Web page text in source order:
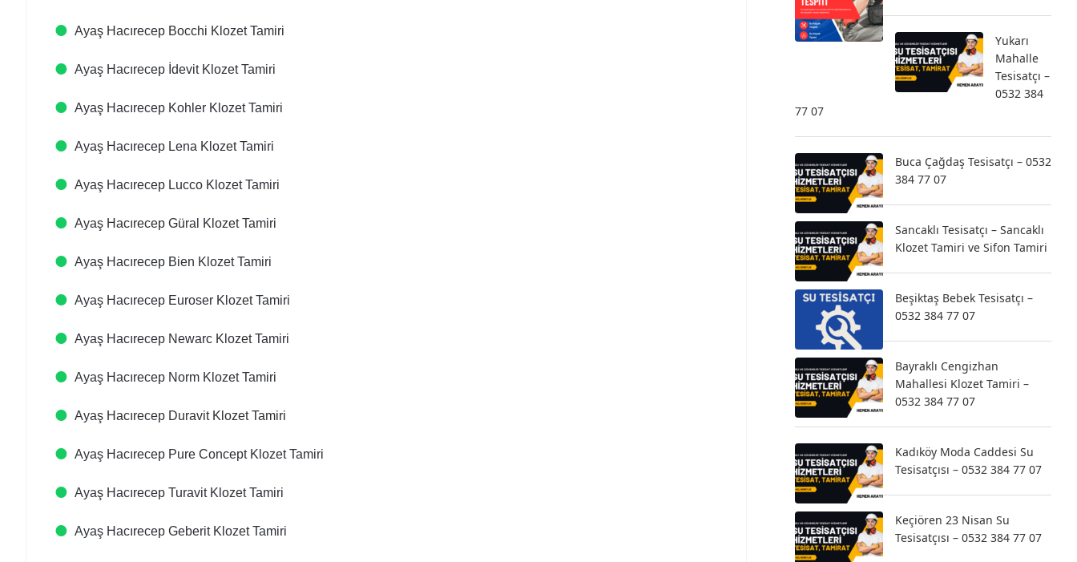
Ayaş Hacırecep Bocchi Klozet Tamiri
Ayaş Hacırecep İdevit Klozet Tamiri
Ayaş Hacırecep Kohler Klozet Tamiri
Ayaş Hacırecep Lena Klozet Tamiri
Ayaş Hacırecep Lucco Klozet Tamiri
Ayaş Hacırecep Güral Klozet Tamiri
Ayaş Hacırecep Bien Klozet Tamiri
Ayaş Hacırecep Euroser Klozet Tamiri
Ayaş Hacırecep Newarc Klozet Tamiri
Ayaş Hacırecep Norm Klozet Tamiri
Ayaş Hacırecep Duravit Klozet Tamiri
Ayaş Hacırecep Pure Concept Klozet Tamiri
Ayaş Hacırecep Turavit Klozet Tamiri
Ayaş Hacırecep Geberit Klozet Tamiri
Yukarı
Mahalle
Tesisatçı –
0532 384
77 07
Buca Çağdaş Tesisatçı – 0532
384 77 07
Sancaklı Tesisatçı – Sancaklı
Klozet Tamiri ve Sifon Tamiri
Beşiktaş Bebek Tesisatçı –
0532 384 77 07
Bayraklı Cengizhan
Mahallesi Klozet Tamiri –
0532 384 77 07
Kadıköy Moda Caddesi Su
Tesisatçısı – 0532 384 77 07
Keçiören 23 Nisan Su
Tesisatçısı – 0532 384 77 07